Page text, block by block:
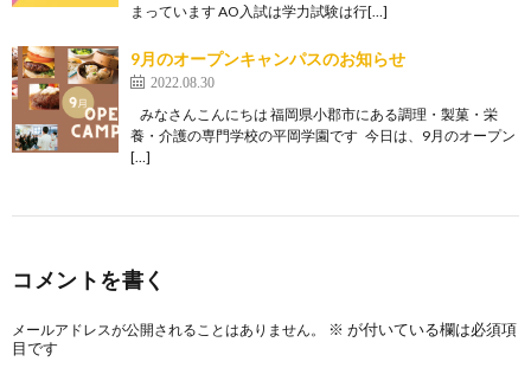
まっています AO入試は学力試験は行[…]
9月のオープンキャンパスのお知らせ
2022.08.30
みなさんこんにちは 福岡県小郡市にある調理・製菓・栄
養・介護の専門学校の平岡学園です 今日は、9月のオープン
[…]
コメントを書く
メールアドレスが公開されることはありません。 ※ が付いている欄は必須項
目です